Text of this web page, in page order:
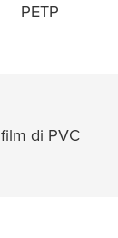
PETP
film di PVC